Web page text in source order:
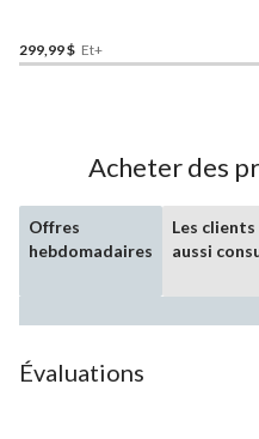
299,99 $ Et+
Acheter des
Offres
hebdomadaires
Les
aussi
Évaluations